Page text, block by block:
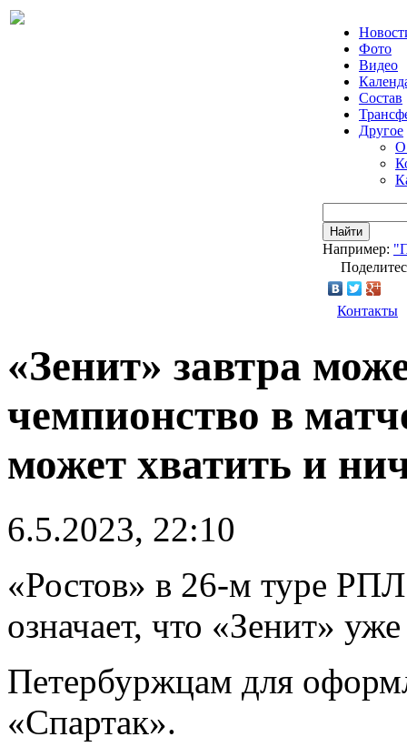
Фото
Видео
Состав
Другое
О
Найти
Например:
Контакты
«Зенит» завтра
чемпионство в
может хватить и
6.5.2023, 22:10
«Ростов» в 26-м туре
означает, что «Зенит»
Петербуржцам для
«Спартак».